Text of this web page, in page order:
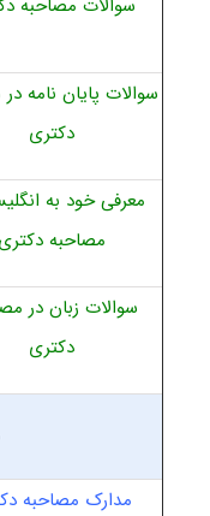
سوالات پایان نامه
دکتری
معرفی خود به
مصاحبه دکتری
سوالات زبان در
دکتری
مدارک مصاحبه